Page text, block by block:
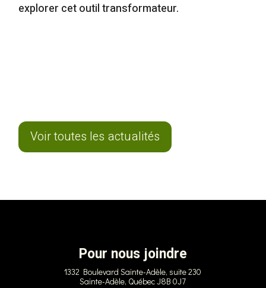
explorer cet outil transformateur.
Voir toutes les actualités
Pour nous joindre
1332 Boulevard Sainte-Adèle, suite 230
Sainte-Adèle, Québec J8B 0J7